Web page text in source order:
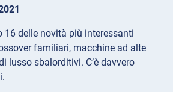
16 delle novità più interessanti
familiari, macchine ad alte
lusso sbalorditivi. C’è davvero